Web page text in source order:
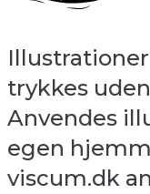
trykkes
Anvendes
egen
viscum.dk